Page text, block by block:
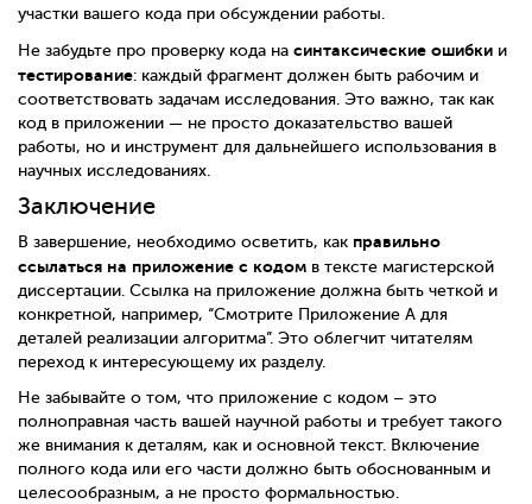
участки вашего кода при обсуждении работы.
Не забудьте про проверку кода на синтаксические ошибки и
тестирование: каждый фрагмент должен быть рабочим и
соответствовать задачам исследования. Это важно, так как
код в приложении — не просто доказательство вашей
работы, но и инструмент для дальнейшего использования в
научных исследованиях.
Заключение
В завершение, необходимо осветить, как правильно
ссылаться на приложение с кодом в тексте магистерской
диссертации. Ссылка на приложение должна быть четкой и
конкретной, например, “Смотрите Приложение А для
деталей реализации алгоритма”. Это облегчит читателям
переход к интересующему их разделу.
Не забывайте о том, что приложение с кодом – это
полноправная часть вашей научной работы и требует такого
же внимания к деталям, как и основной текст. Включение
полного кода или его части должно быть обоснованным и
целесообразным, а не просто формальностью.